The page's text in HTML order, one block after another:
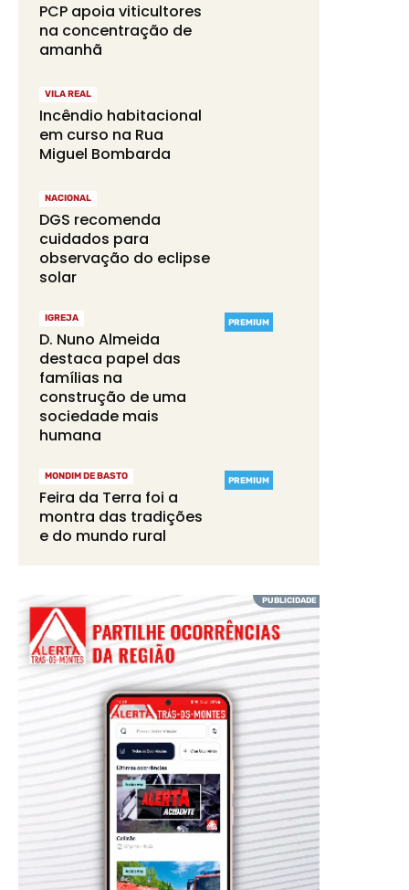
PCP apoia viticultores
na concentração de
amanhã
VILA REAL
Incêndio habitacional
em curso na Rua
Miguel Bombarda
NACIONAL
DGS recomenda
cuidados para
observação do eclipse
solar
PREMIUM
IGREJA
D. Nuno Almeida
destaca papel das
famílias na
construção de uma
sociedade mais
humana
PREMIUM
MONDIM DE BASTO
Feira da Terra foi a
montra das tradições
e do mundo rural